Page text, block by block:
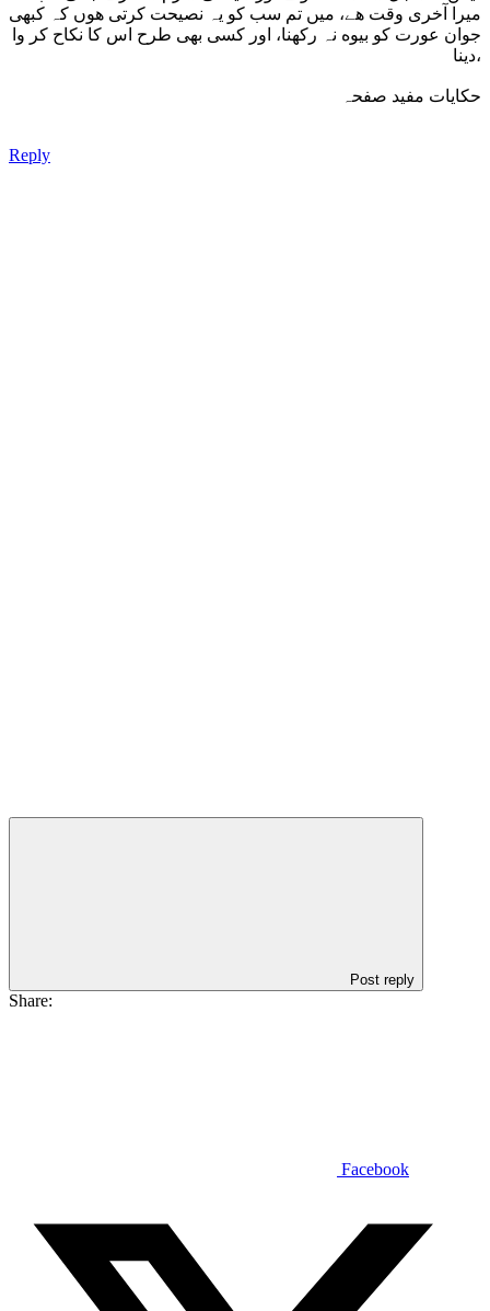
میرا آخری وقت هے، میں تم سب کو یہ نصیحت کرتی هوں کہ کبهی
جوان عورت کو بیوه نہ رکهنا، اور کسی بهی طرح اس کا نکاح کر وا
دینا،
حکایات مفید صفحہ
Reply
Post reply
Share:
Facebook